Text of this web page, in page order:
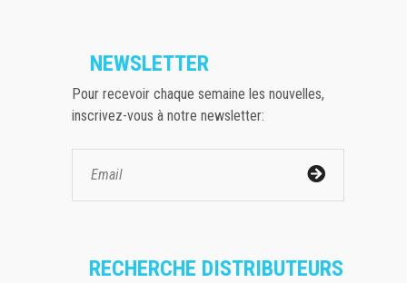
NEWSLETTER
Pour recevoir chaque semaine les nouvelles,
inscrivez-vous à notre newsletter:
RECHERCHE DISTRIBUTEURS